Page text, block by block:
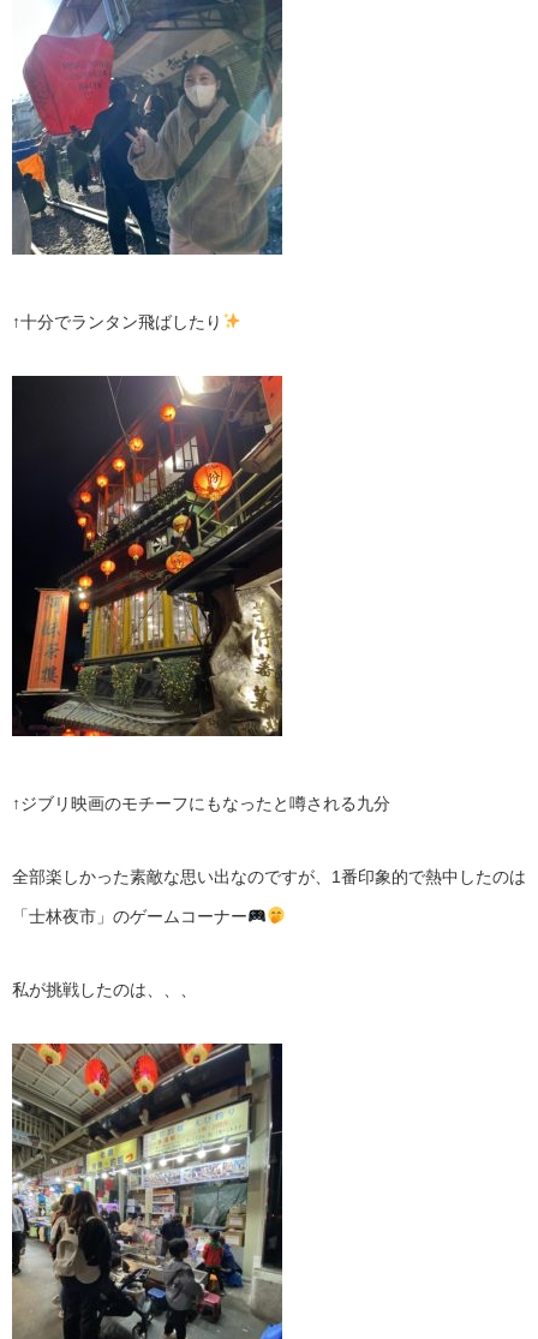
↑十分でランタン飛ばしたり
↑ジブリ映画のモチーフにもなったと噂される九分
全部楽しかった素敵な思い出なのですが、1番印象的で熱中したのは
「士林夜市」のゲームコーナー
私が挑戦したのは、、、